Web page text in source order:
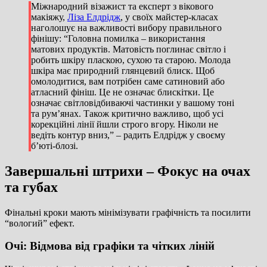
Міжнародний візажист та експерт з вікового
макіяжу, Ліза Елдрідж, у своїх майстер-класах
наголошує на важливості вибору правильного
фінішу: “Головна помилка – використання
матових продуктів. Матовість поглинає світло і
робить шкіру пласкою, сухою та старою. Молода
шкіра має природний глянцевий блиск. Щоб
омолодитися, вам потрібен саме сатиновий або
атласний фініш. Це не означає блискітки. Це
означає світловідбиваючі частинки у вашому тоні
та рум’янах. Також критично важливо, щоб усі
корекційні лінії йшли строго вгору. Ніколи не
ведіть контур вниз,” – радить Елдрідж у своєму
б’юті-блозі.
Завершальні штрихи – Фокус на очах
та губах
Фінальні кроки мають мінімізувати графічність та посилити
“вологий” ефект.
Очі: Відмова від графіки та чітких ліній